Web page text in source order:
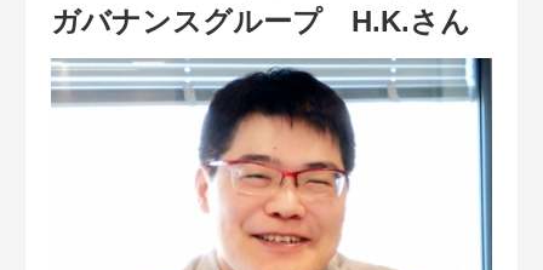
ガバナンスグループ H.K.さん